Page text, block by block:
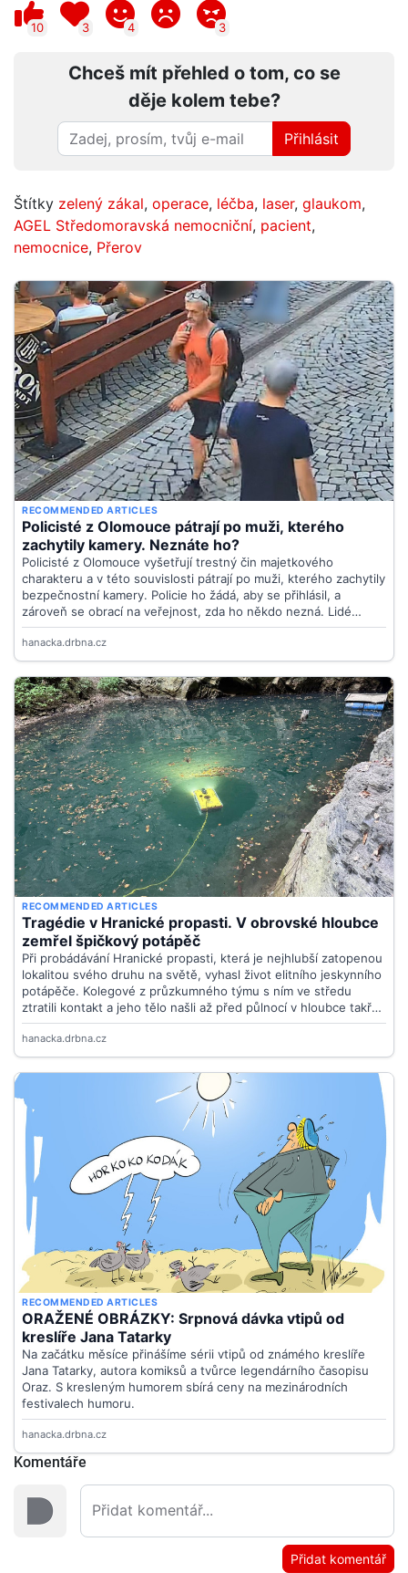
10 3 4 3
Chceš mít přehled o tom, co se
děje kolem tebe?
Přihlásit
Štítky zelený zákal, operace, léčba, laser, glaukom,
AGEL Středomoravská nemocniční, pacient,
nemocnice, Přerov
Komentáře
Přidat komentář